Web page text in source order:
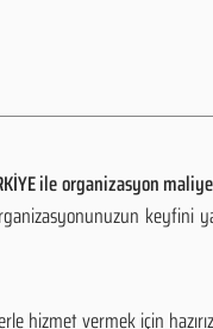
ile organizasyon
keyfini
hizmet vermek için